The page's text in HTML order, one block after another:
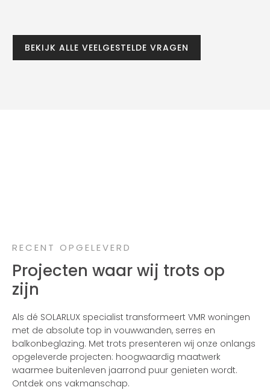
BEKIJK ALLE VEELGESTELDE VRAGEN
RECENT OPGELEVERD
Projecten waar wij trots op
zijn
Als dé SOLARLUX specialist transformeert VMR woningen
met de absolute top in vouwwanden, serres en
balkonbeglazing. Met trots presenteren wij onze onlangs
opgeleverde projecten: hoogwaardig maatwerk
waarmee buitenleven jaarrond puur genieten wordt.
Ontdek ons vakmanschap.